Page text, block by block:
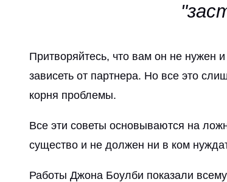
Притворяйтесь, что вам он не нужен
зависеть от партнера. Но все это
корня проблемы.
Все эти советы основываются на
существо и не должен ни в ком
Работы Джона Боулби показали